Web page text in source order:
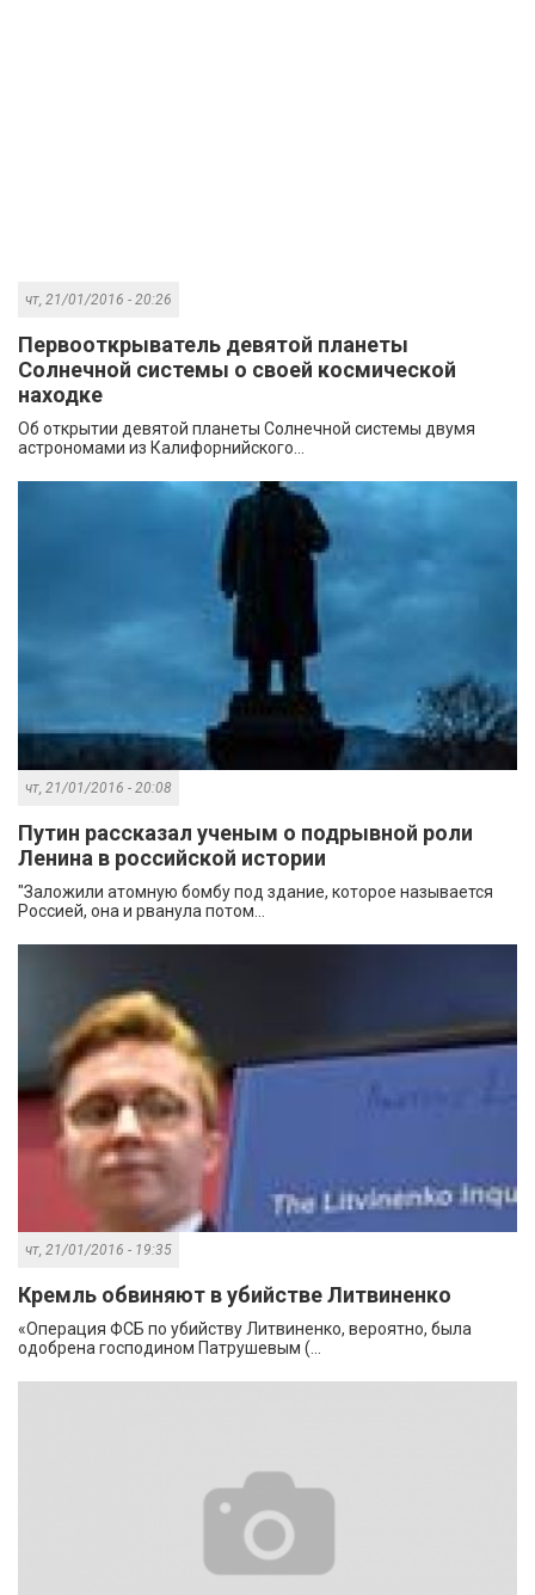
чт, 21/01/2016 - 20:26
Первооткрыватель девятой планеты
Солнечной системы о своей космической
находке
Об открытии девятой планеты Солнечной системы двумя
астрономами из Калифорнийского...
чт, 21/01/2016 - 20:08
Путин рассказал ученым о подрывной роли
Ленина в российской истории
"Заложили атомную бомбу под здание, которое называется
Россией, она и рванула потом...
чт, 21/01/2016 - 19:35
Кремль обвиняют в убийстве Литвиненко
«Операция ФСБ по убийству Литвиненко, вероятно, была
одобрена господином Патрушевым (...